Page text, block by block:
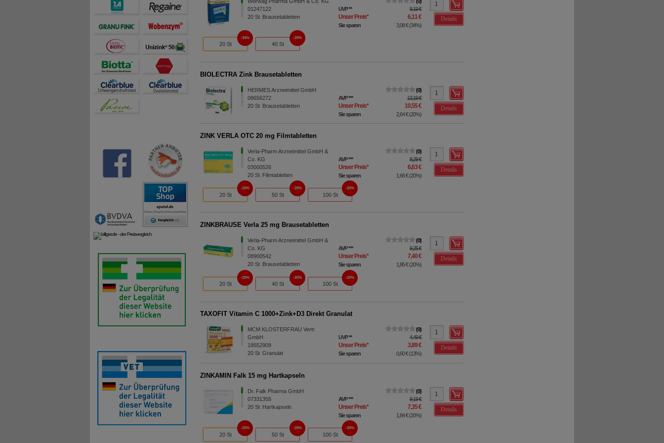
01247122
20St Brausetabletten
UVP** 9,19 €
Unser Preis* 6,11 €
Sie sparen 3,08 €(34%)
Details
20 St
34%
40 St
29%
BIOLECTRA Zink Brausetabletten
HERMES Arzneimittel GmbH
08656272
20St Brausetabletten
0
AVP*** 13,19 €
Unser Preis* 10,55 €
Sie sparen 2,64 €(20%)
Details
ZINK VERLA OTC 20 mg Filmtabletten
Verla-Pharm Arzneimittel GmbH &
Co. KG
03000526
20St Filmtabletten
0
AVP*** 8,29 €
Unser Preis* 6,63 €
Sie sparen 1,66 €(20%)
Details
20 St
20%
50 St
20%
100 St
20%
ZINKBRAUSE Verla 25 mg Brausetabletten
Verla-Pharm Arzneimittel GmbH &
Co. KG
08900542
20St Brausetabletten
0
AVP*** 9,25 €
Unser Preis* 7,40 €
Sie sparen 1,85 €(20%)
Details
20 St
20%
40 St
20%
100 St
20%
TAXOFIT Vitamin C 1000+Zink+D3 Direkt Granulat
MCM KLOSTERFRAU Vertr.
GmbH
18652909
20St Granulat
0
UVP** 4,49 €
Unser Preis* 3,89 €
Sie sparen 0,60 €(13%)
Details
ZINKAMIN Falk 15 mg Hartkapseln
Dr. Falk Pharma GmbH
07331355
20St Hartkapseln
0
AVP*** 9,19 €
Unser Preis* 7,35 €
Sie sparen 1,84 €(20%)
Details
20 St
20%
50 St
20%
100 St
20%